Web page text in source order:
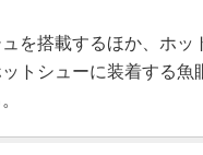
を搭載するほか、ホ
トシューに装着する